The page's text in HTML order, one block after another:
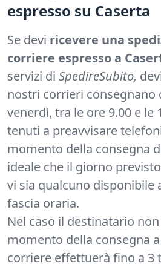
espresso su Caserta
Se devi ricevere una
corriere espresso a
servizi di SpedireSubito,
nostri corrieri consegnano
venerdì, tra le ore 9.00 e le
tenuti a preavvisare
momento della consegna
ideale che il giorno
vi sia qualcuno disponibile
fascia oraria.
Nel caso il destinatario
momento della consegna
corriere effettuerà fino a 3